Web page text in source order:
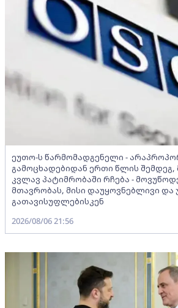
ეუთო-ს წარმომადგენელი -
გამოცხადებიდან ერთი წლის
კვლავ პატიმრობაში რჩება -
მთავრობას, მისი დაუყოვნებლივი და
გათავისუფლებისკენ
2026/08/06 21:56